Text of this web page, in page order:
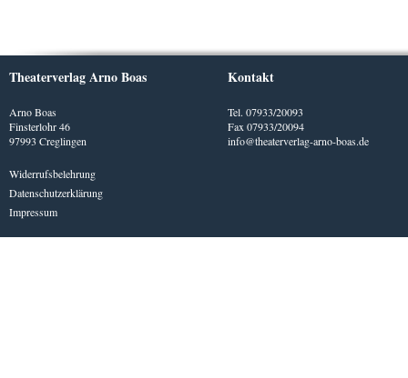
Theaterverlag Arno Boas
Arno Boas
Finsterlohr 46
97993 Creglingen
Widerrufsbelehrung
Datenschutzerklärung
Impressum
Kontakt
Tel. 07933/20093
Fax 07933/20094
info@theaterverlag-arno-boas.de